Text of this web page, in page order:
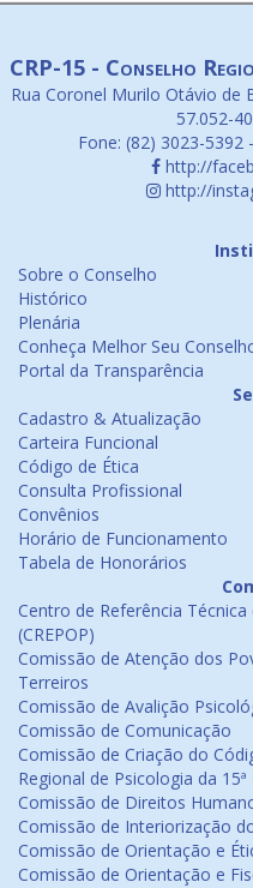
CRP-15 - Conselho
Rua Coronel Murilo Otávio de
57.052-
Fone: (82) 3023-5392
http://
http://
Sobre o Conselho
Histórico
Plenária
Conheça Melhor Seu
Portal da Transparência
Cadastro & Atualização
Carteira Funcional
Código de Ética
Consulta Profissional
Convênios
Horário de Funcionamento
Tabela de Honorários
Centro de Referência
(CREPOP)
Comissão de Atenção dos
Terreiros
Comissão de Avalição
Comissão de Comunicação
Comissão de Criação do
Regional de Psicologia da 15ª
Comissão de Direitos
Comissão de Interiorização
Comissão de Orientação e
Comissão de Orientação e